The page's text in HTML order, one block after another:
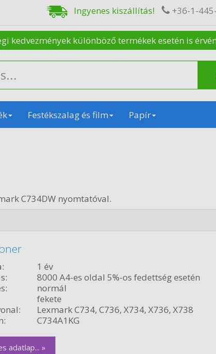
Ingyenes kiszállítás! +36-1-
kedvezmények különböző termékek esetén is
Festékszalag és film Papír
C734DW nyomtatóval.
1 év
8000 A4-es oldal 5%-os fedettség esetén
normál
fekete
Lexmark C734, C736, X734, X736, X738
C734A1KG
adatlap... »